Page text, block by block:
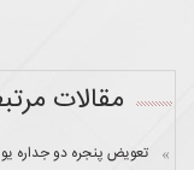
مقالات
تعویض پنجره دو